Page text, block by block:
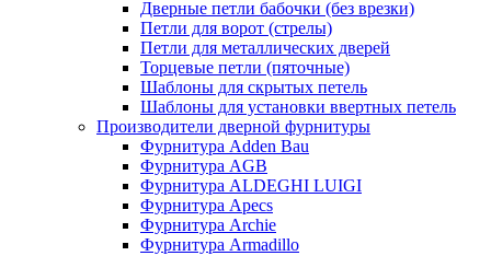
Дверные петли бабочки (без врезки)
Петли для ворот (стрелы)
Петли для металлических дверей
Торцевые петли (пяточные)
Шаблоны для скрытых петель
Шаблоны для установки ввертных петель
Производители дверной фурнитуры
Фурнитура Adden Bau
Фурнитура AGB
Фурнитура ALDEGHI LUIGI
Фурнитура Apecs
Фурнитура Archie
Фурнитура Armadillo